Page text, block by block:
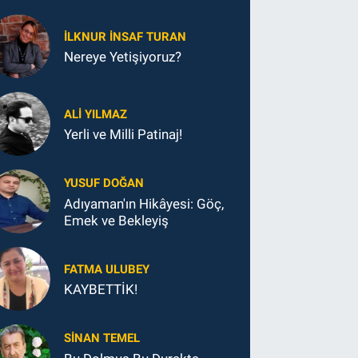
İLKNUR İNSAF TURAN
Nereye Yetişiyoruz?
ALI YILMAZ
Yerli ve Milli Patinaj!
YUSUF DOĞAN
Adıyaman'ın Hikâyesi: Göç,
Emek ve Bekleyiş
FATMA ULUBEY
KAYBETTİK!
SINAN TEMEL